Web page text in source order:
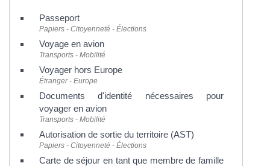
Passeport
Papiers - Citoyenneté - Élections
Voyage en avion
Transports - Mobilité
Voyager hors Europe
Étranger - Europe
Documents d'identité nécessaires pour
voyager en avion
Transports - Mobilité
Autorisation de sortie du territoire (AST)
Papiers - Citoyenneté - Élections
Carte de séjour en tant que membre de famille